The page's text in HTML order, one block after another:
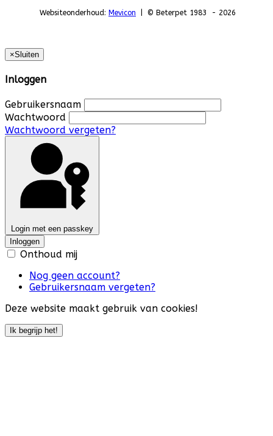
Websiteonderhoud: Mevicon | © Beterpet 1983 - 2026
×Sluiten
Inloggen
Gebruikersnaam
Wachtwoord
Wachtwoord vergeten?
Login met een passkey
Inloggen
Onthoud mij
Nog geen account?
Gebruikersnaam vergeten?
Deze website maakt gebruik van cookies!
Ik begrijp het!